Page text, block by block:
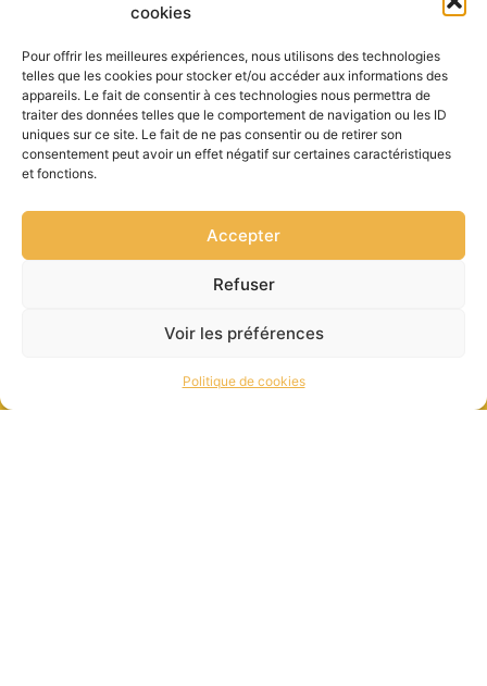
cookies
Pour offrir les meilleures expériences, nous utilisons des technologies
telles que les cookies pour stocker et/ou accéder aux informations des
appareils. Le fait de consentir à ces technologies nous permettra de
traiter des données telles que le comportement de navigation ou les ID
uniques sur ce site. Le fait de ne pas consentir ou de retirer son
consentement peut avoir un effet négatif sur certaines caractéristiques
et fonctions.
Accepter
Refuser
Voir les préférences
Politique de cookies